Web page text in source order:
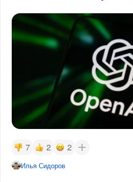
7 2 2
Илья Сидоров